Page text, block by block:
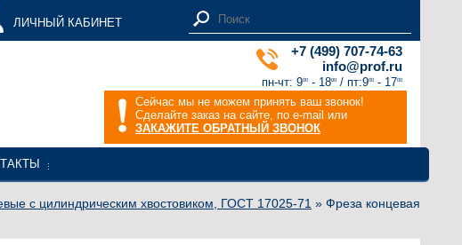
ЛИЧНЫЙ КАБИНЕТ
+7 (499) 707-74-63
info@prof.ru
пн-чт: 900 - 1800 / пт:900 - 1700
Сейчас мы не можем принять ваш звонок!
Сделайте заказ на сайте, по e-mail или
ЗАКАЖИТЕ ОБРАТНЫЙ ЗВОНОК
с цилиндрическим хвостовиком, ГОСТ 17025-71 » Фреза концевая